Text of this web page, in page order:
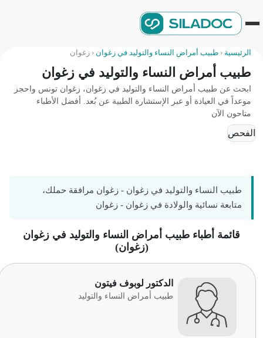
الرئيسية‹طبيب أمراض النساء والتوليد في زغوان ‹زغوان
طبيب أمراض النساء والتوليد في زغوان
ابحث عن طبيب أمراض النساء والتوليد في زغوان، زغوان تونس واحجز
موعداً في العيادة أو عبر الإستشارة الطبية عن بُعد. أفضل الأطباء
متاحون الآن
الفحص
طبيب النساء والتوليد في زغوان - زغوان مرافقة حملك،
متابعة نسائية والولادة في زغوان - زغوان
قائمة أطباء طبيب أمراض النساء والتوليد في زغوان
(زغوان)
الدكتور لوبوف فيتون
طبيب أمراض النساء والتوليد